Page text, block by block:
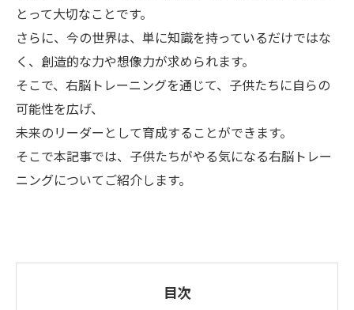
とって大切なことです。
さらに、今の世界は、単に知識を持っているだけではな
く、創造的な力や想像力が求められます。
そこで、右脳トレーニングを通じて、子供たちに自らの
可能性を広げ、
未来のリーダーとして育成することができます。
そこで本記事では、子供たちがやる気になる右脳トレー
ニングについてご紹介します。
目次